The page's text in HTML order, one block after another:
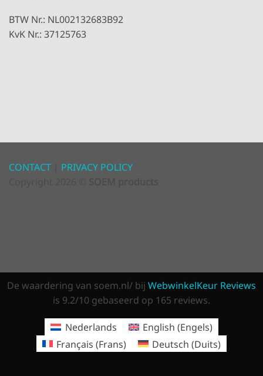
BTW Nr.: NL002132683B92
KvK Nr.: 37125763
CONTACT
PRIVACY POLICY
De waardering van soem.nl/ bij WebwinkelKeur Reviews
is 9.2/10 gebaseerd op 165 reviews.
Nederlands English (Engels)
Français (Frans) Deutsch (Duits)